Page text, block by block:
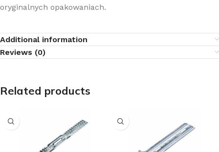
oryginalnych opakowaniach.
Additional information
Reviews (0)
Related products